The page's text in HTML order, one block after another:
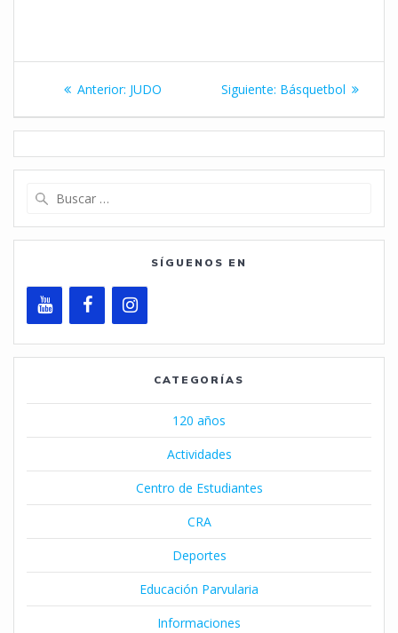
Navegación
de
entradas
Anterior: Entrada
JUDO Siguiente: Siguiente
Básquetbol
SÍGUENOS EN
CATEGORÍAS
120 años
Actividades
Centro de Estudiantes
CRA
Deportes
Educación Parvularia
Informaciones